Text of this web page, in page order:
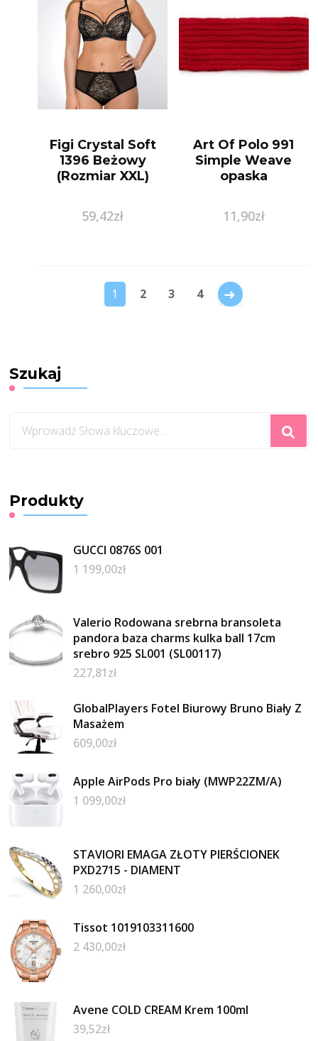
Figi Crystal Soft
1396 Beżowy
(Rozmiar XXL)
59,42zł
Art Of Polo 991
Simple Weave
opaska
11,90zł
1 2 3 4
Szukaj
czegoś?
Produkty
GUCCI 0876S 001
1 199,00zł
Valerio Rodowana srebrna bransoleta
pandora baza charms kulka ball 17cm
srebro 925 SL001 (SL00117)
227,81zł
GlobalPlayers Fotel Biurowy Bruno Biały Z
Masażem
609,00zł
Apple AirPods Pro biały (MWP22ZM/A)
1 099,00zł
STAVIORI EMAGA ZŁOTY PIERŚCIONEK
PXD2715 - DIAMENT
1 260,00zł
Tissot 1019103311600
2 430,00zł
Avene COLD CREAM Krem 100ml
39,52zł